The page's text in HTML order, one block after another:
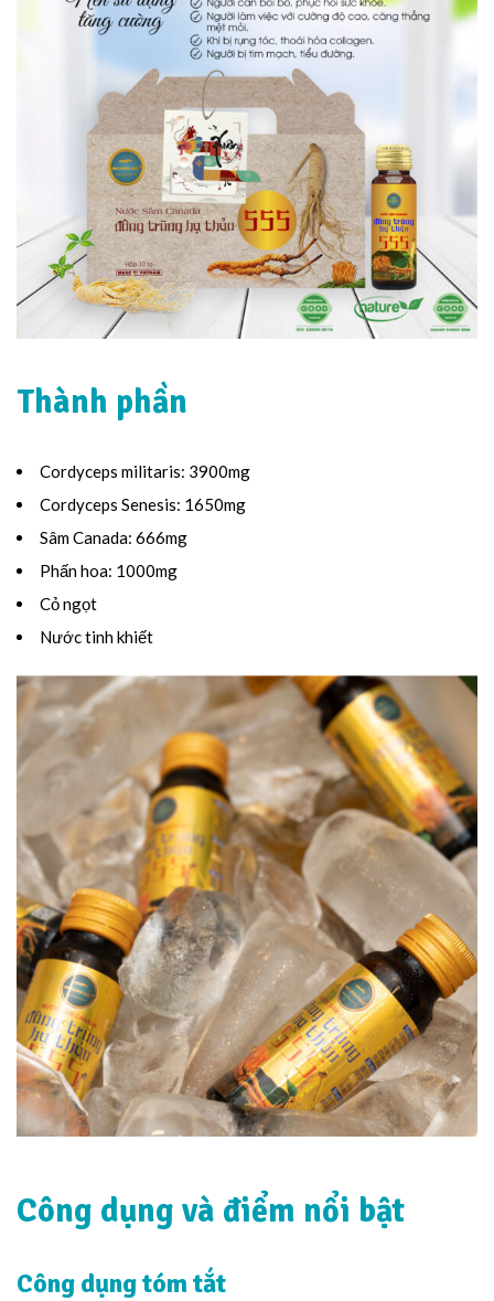
Thành phần
Cordyceps militaris: 3900mg
Cordyceps Senesis: 1650mg
Sâm Canada: 666mg
Phấn hoa: 1000mg
Cỏ ngọt
Nước tinh khiết
Công dụng và điểm nổi bật
Công dụng tóm tắt